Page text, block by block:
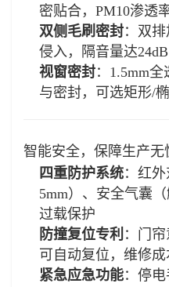
密贴合，PM10渗透
双侧毛刷密封：双
侵入，隔音量达24dB
视窗密封：1.5mm
与密封，可选矩形/
智能安全，保障生产无
四重防护系统：红
5mm）、安全气囊
过载保护
防撞复位专利 ：门
可自动复位，维修成
紧急应急功能：停电